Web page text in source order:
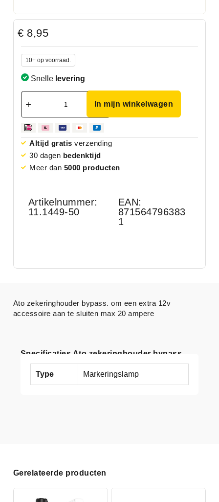
€ 8,95
10+ op voorraad.
Snelle levering
In mijn winkelwagen
Altijd gratis verzending
30 dagen bedenktijd
Meer dan 5000 producten
Artikelnummer:
11.1449-50
EAN:
871564796383
1
Specificaties Ato zekeringhouder bypass.
Type Markeringslamp
Ato zekeringhouder bypass. om een extra 12v
accessoire aan te sluiten max 20 ampere
Gerelateerde producten